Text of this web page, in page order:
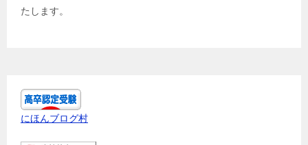
たします。
にほんブログ村